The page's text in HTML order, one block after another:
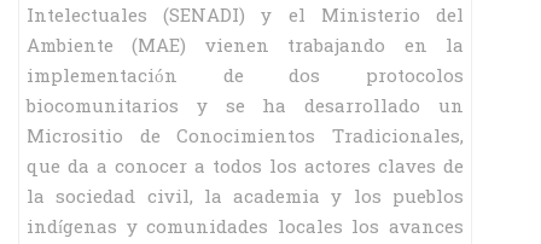
Intelectuales (SENADI) y el Ministerio del
Ambiente (MAE) vienen trabajando en la
implementación de dos protocolos
biocomunitarios y se ha desarrollado un
Micrositio de Conocimientos Tradicionales,
que da a conocer a todos los actores claves de
la sociedad civil, la academia y los pueblos
indígenas y comunidades locales los avances